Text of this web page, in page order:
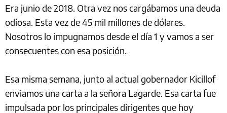
Era junio de 2018. Otra vez nos cargábamos una deuda
odiosa. Esta vez de 45 mil millones de dólares.
Nosotros lo impugnamos desde el día 1 y vamos a ser
consecuentes con esa posición.
Esa misma semana, junto al actual gobernador Kicillof
enviamos una carta a la señora Lagarde. Esa carta fue
impulsada por los principales dirigentes que hoy